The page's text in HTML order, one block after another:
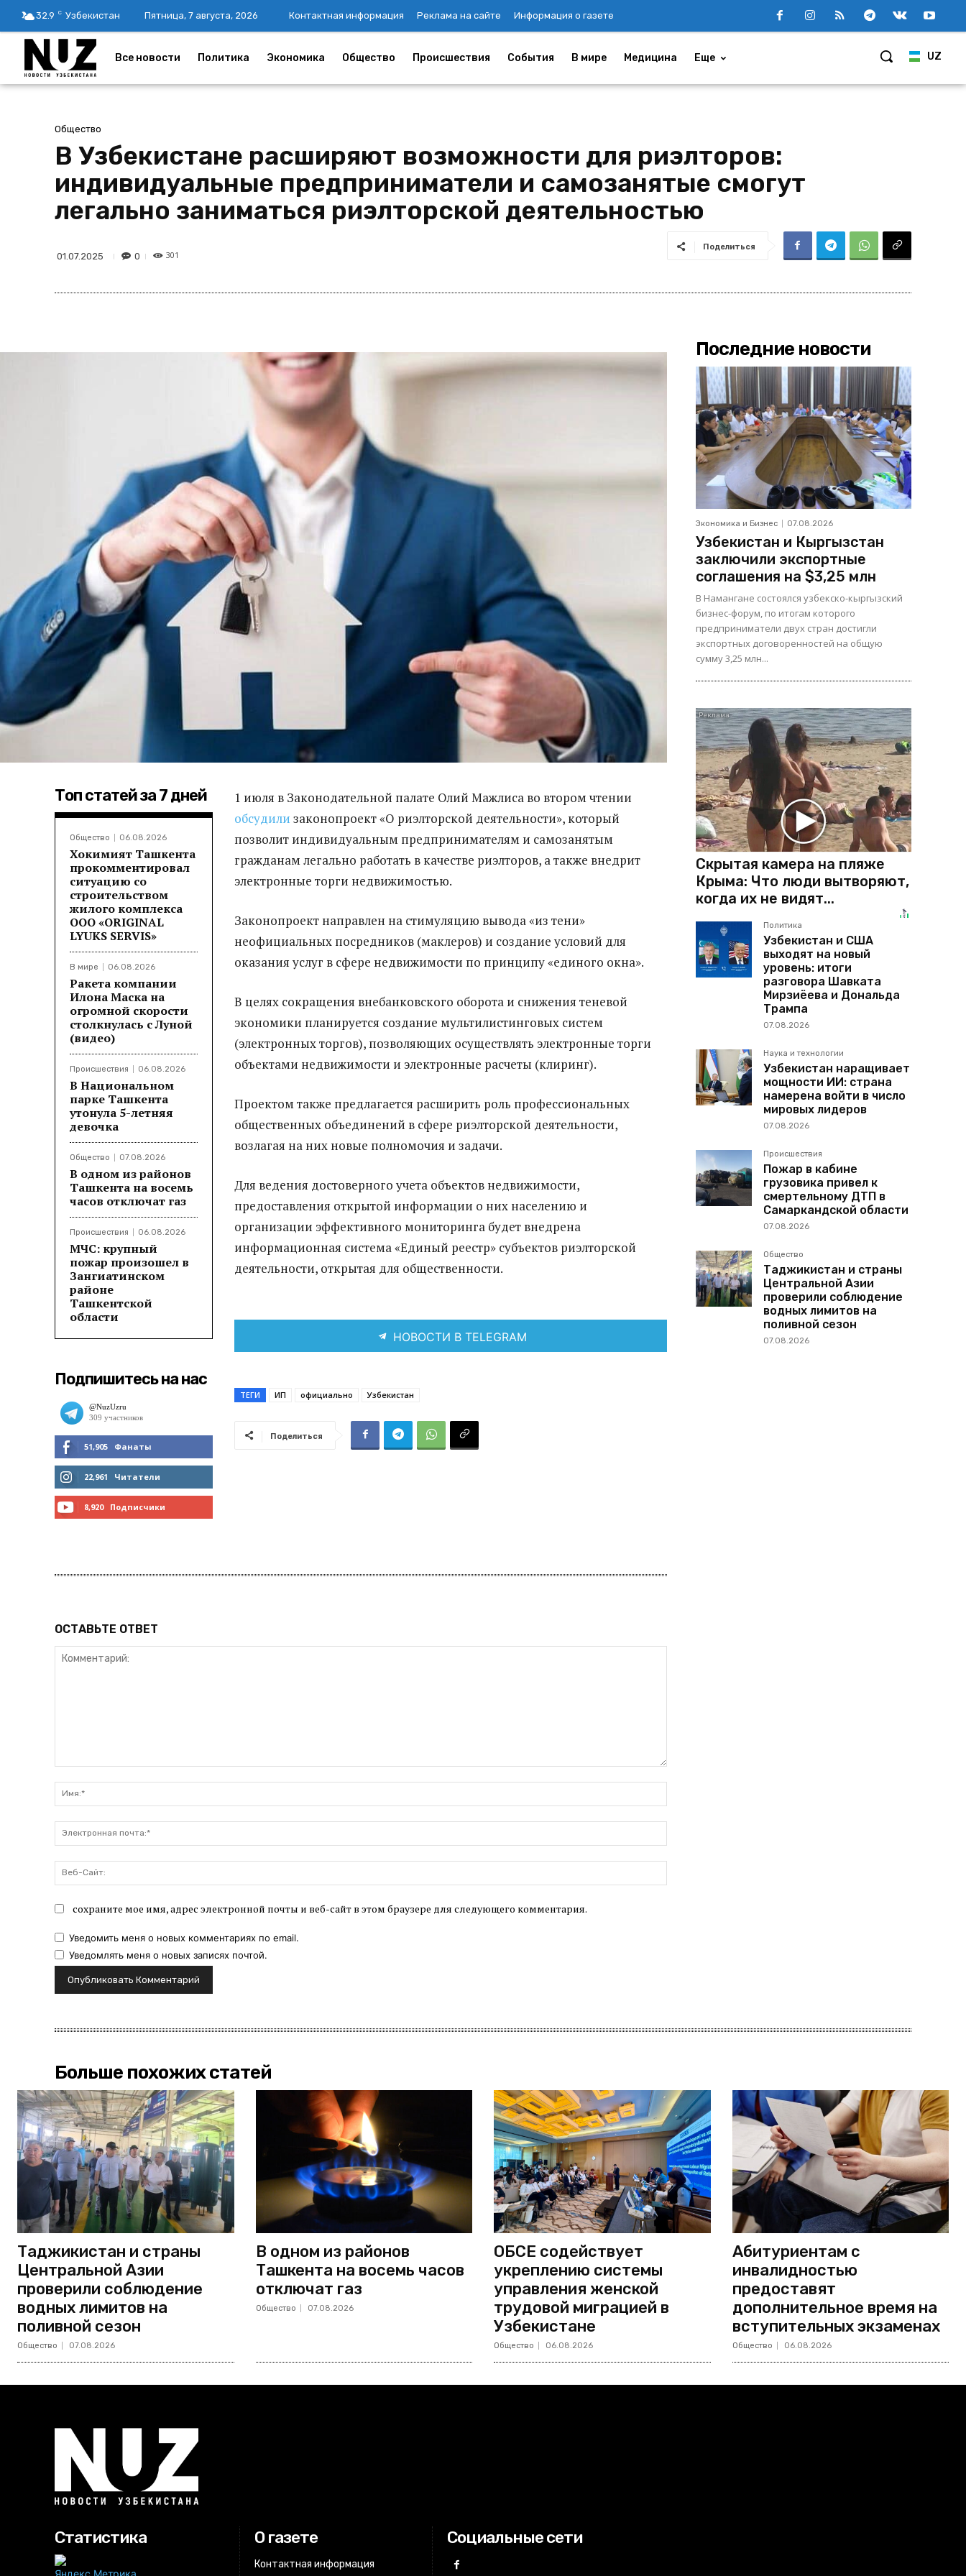
32.9 C Узбекистан Пятница, 7 августа, 2026 Контактная информация Реклама на сайте Информация о газете
UZ
Все новости Политика Экономика Общество Происшествия События В мире Медицина Еще
Общество
В Узбекистане расширяют возможности для риэлторов:
индивидуальные предприниматели и самозанятые смогут
легально заниматься риэлторской деятельностью
01.07.2025 0 301
Поделиться
Топ статей за 7 дней
Общество 06.08.2026
Хокимият Ташкента
прокомментировал
ситуацию со
строительством
жилого комплекса
ООО «ORIGINAL
LYUKS SERVIS»
В мире 06.08.2026
Ракета компании
Илона Маска на
огромной скорости
столкнулась с Луной
(видео)
Происшествия 06.08.2026
В Национальном
парке Ташкента
утонула 5-летняя
девочка
Общество 07.08.2026
В одном из районов
Ташкента на восемь
часов отключат газ
Происшествия 06.08.2026
МЧС: крупный
пожар произошел в
Зангиатинском
районе
Ташкентской
области
Подпишитесь на нас
51,905 Фанаты
МНЕ НРАВИТСЯ
22,961 Читатели
8,920 Подписчики
1 июля в Законодательной палате Олий Мажлиса во втором чтении
обсудили законопроект «О риэлторской деятельности», который
позволит индивидуальным предпринимателям и самозанятым
гражданам легально работать в качестве риэлторов, а также внедрит
электронные торги недвижимостью.
Законопроект направлен на стимуляцию вывода «из тени»
неофициальных посредников (маклеров) и создание условий для
оказания услуг в сфере недвижимости по принципу «единого окна».
В целях сокращения внебанковского оборота и снижения теневой
экономики планируется создание мультилистинговых систем
(электронных торгов), позволяющих осуществлять электронные торги
объектами недвижимости и электронные расчеты (клиринг).
Проектом также предлагается расширить роль профессиональных
общественных объединений в сфере риэлторской деятельности,
возлагая на них новые полномочия и задачи.
Для ведения достоверного учета объектов недвижимости,
предоставления открытой информации о них населению и
организации эффективного мониторинга будет внедрена
информационная система «Единый реестр» субъектов риэлторской
деятельности, открытая для общественности.
НОВОСТИ В TELEGRAM
ТЕГИ ИП официально Узбекистан
Поделиться
ОСТАВЬТЕ ОТВЕТ
почта:*
Сайт:
сохраните мое имя, адрес электронной почты и веб-сайт в этом браузере для следующего комментария.
Уведомить меня о новых комментариях по email.
Уведомлять меня о новых записях почтой.
Последние новости
Экономика и Бизнес 07.08.2026
Узбекистан и Кыргызстан
заключили экспортные
соглашения на $3,25 млн
В Намангане состоялся узбекско-кыргызский
бизнес-форум, по итогам которого
предприниматели двух стран достигли
экспортных договоренностей на общую
сумму 3,25 млн...
Скрытая камера на пляже
Крыма: Что люди вытворяют,
когда их не видят...
Политика
Узбекистан и США
выходят на новый
уровень: итоги
разговора Шавката
Мирзиёева и Дональда
Трампа
07.08.2026
Наука и технологии
Узбекистан наращивает
мощности ИИ: страна
намерена войти в число
мировых лидеров
07.08.2026
Происшествия
Пожар в кабине
грузовика привел к
смертельному ДТП в
Самаркандской области
07.08.2026
Общество
Таджикистан и страны
Центральной Азии
проверили соблюдение
водных лимитов на
поливной сезон
07.08.2026
Больше похожих статей
Таджикистан и страны
Центральной Азии
проверили соблюдение
водных лимитов на
поливной сезон
Общество 07.08.2026
В одном из районов
Ташкента на восемь часов
отключат газ
Общество 07.08.2026
ОБСЕ содействует
укреплению системы
управления женской
трудовой миграцией в
Узбекистане
Общество 06.08.2026
Абитуриентам с
инвалидностью
предоставят
дополнительное время на
вступительных экзаменах
Общество 06.08.2026
Статистика О газете
Контактная информация
Социальные сети